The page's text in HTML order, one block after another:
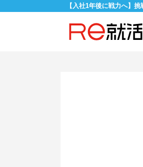
【入社1年後に戦力へ】